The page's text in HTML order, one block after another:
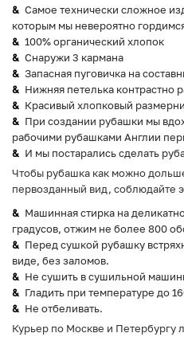
Самое технически сложное
которым мы невероятно
100% органический хлопок
Снаружи 3 кармана
Запасная пуговичка на
Нижняя петелька контрастно
Красивый хлопковый
При создании рубашки мы
рабочими рубашками Англии
И мы постарались сделать
Чтобы рубашка как можно
первозданный вид, соблюдайте
Машинная стирка на
градусов, отжим не более 800
Перед сушкой рубашку
виде, без заломов.
Не сушить в сушильной
Гладить при температуре до
Не отбеливать.
Курьер по Москве и Петербургу